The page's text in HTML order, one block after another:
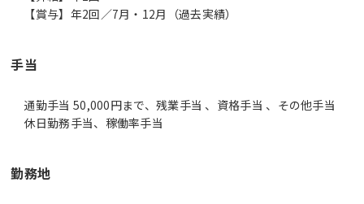
【賞与】年2回／7月・12月（過去実績）
手当
通勤手当 50,000円まで、残業手当 、資格手当 、その他手当
休日勤務手当、稼働率手当
勤務地